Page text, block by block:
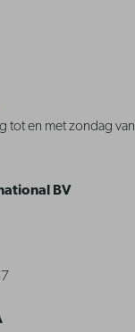
tot en met zondag van
BV